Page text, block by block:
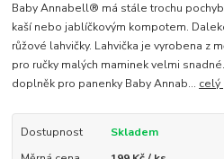
Baby Annabell® má stále trochu
kaší nebo jablíčkovým kompotem.
růžové lahvičky. Lahvička je vyrobena z
pro ručky malých maminek velmi
doplněk pro panenky Baby Annab... celý
Dostupnost
Skladem